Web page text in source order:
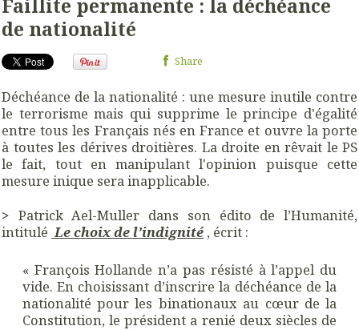
Faillite permanente : la déchéance
de nationalité
Share
Déchéance de la nationalité : une mesure inutile contre
le terrorisme mais qui supprime le principe d'égalité
entre tous les Français nés en France et ouvre la porte
à toutes les dérives droitières. La droite en rêvait le PS
le fait, tout en manipulant l'opinion puisque cette
mesure inique sera inapplicable.
> Patrick Ael-Muller dans son édito de l’Humanité,
intitulé Le choix de l’indignité , écrit :
« François Hollande n’a pas résisté à l’appel du
vide. En choisissant d’inscrire la déchéance de la
nationalité pour les binationaux au cœur de la
Constitution, le président a renié deux siècles de